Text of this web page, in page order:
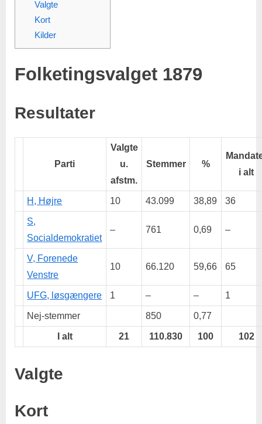
Valgte
Kort
Kilder
Folketingsvalget 1879
Resultater
Parti
Valgte
u.
afstm.
Stemmer %
i alt
H, Højre 10 43.099 38,89 36
S,
Socialdemokratiet
– 761 0,69 –
V, Forenede
Venstre
10 66.120 59,66 65
UFG, løsgængere 1 – – 1
Nej-stemmer 850 0,77
I alt 21 110.830 100 102
Valgte
Kort